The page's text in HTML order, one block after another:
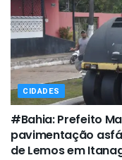
CIDADES
#Bahia: Prefeito
pavimentação
de Lemos em